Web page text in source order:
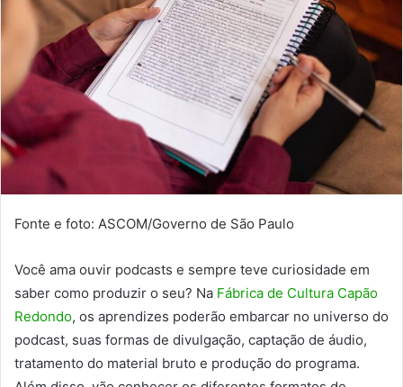
l
Fonte e foto: ASCOM/Governo de São Paulo
Você ama ouvir podcasts e sempre teve curiosidade em
saber como produzir o seu? Na Fábrica de Cultura Capão
Redondo, os aprendizes poderão embarcar no universo do
podcast, suas formas de divulgação, captação de áudio,
tratamento do material bruto e produção do programa.